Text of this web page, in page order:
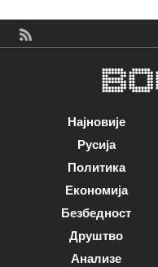
Најновије
Русија
Политика
Економија
Безбедност
Друштво
Анализе